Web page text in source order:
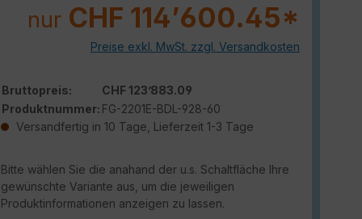
nur CHF 114’600.45*
Preise exkl. MwSt. zzgl. Versandkosten
Bruttopreis:
CHF 123’883.09
Produktnummer: FG-2201E-BDL-928-60
Versandfertig in 10 Tage, Lieferzeit 1-3 Tage
Bitte wählen Sie die anahand der u.s. Schaltfläche Ihre
gewünschte Variante aus, um die jeweiligen
Produktinformationen anzeigen zu lassen.